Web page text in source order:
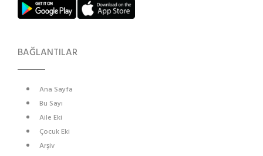
BAĞLANTILAR
Ana Sayfa
Bu Sayı
Aile Eki
Çocuk Eki
Arşiv